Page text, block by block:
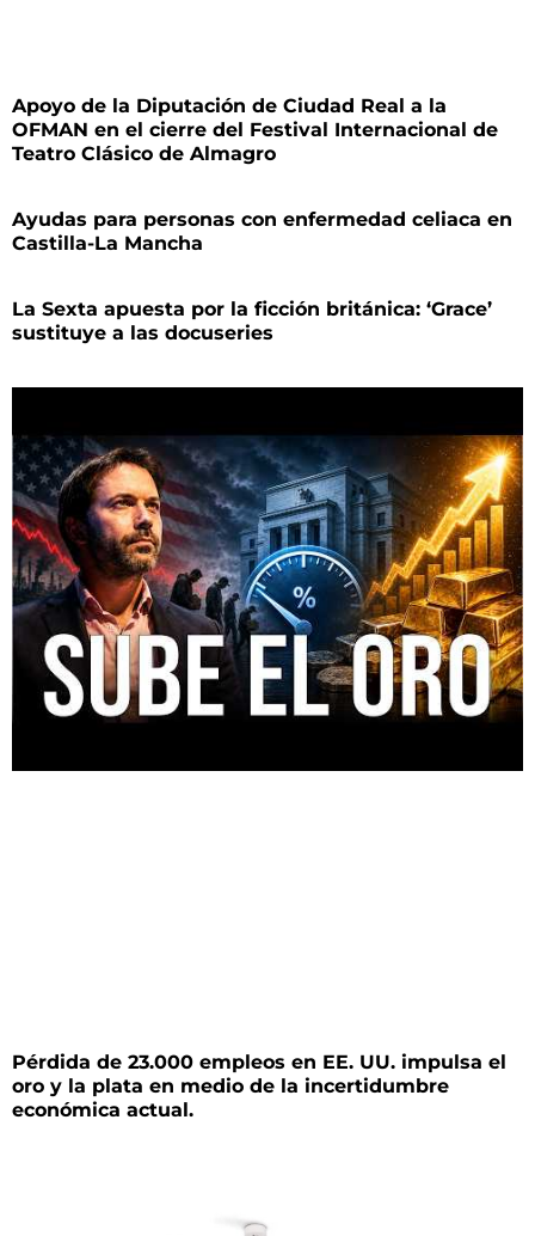
Apoyo de la Diputación de Ciudad Real a la
OFMAN en el cierre del Festival Internacional de
Teatro Clásico de Almagro
Ayudas para personas con enfermedad celiaca en
Castilla-La Mancha
La Sexta apuesta por la ficción británica: ‘Grace’
sustituye a las docuseries
Pérdida de 23.000 empleos en EE. UU. impulsa el
oro y la plata en medio de la incertidumbre
económica actual.